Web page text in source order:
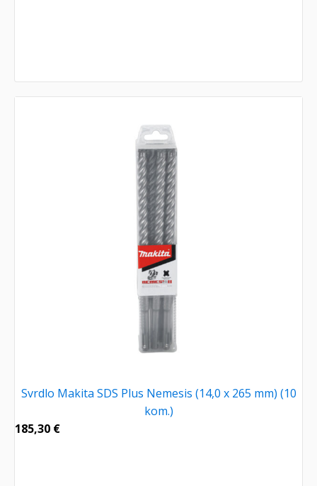
Svrdlo Makita SDS Plus Nemesis (14,0 x 265 mm) (10
kom.)
185,30 €